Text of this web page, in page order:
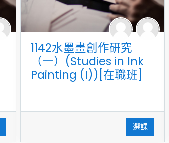
1142水墨畫創作研究
（一）(Studies in Ink
Painting (I))[在職班]
選課